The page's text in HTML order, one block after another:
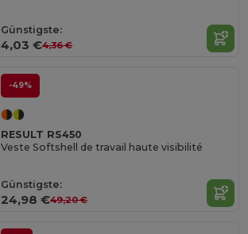
Günstigste:
4,03 €4,36 €
-49%
RESULT RS450
Veste Softshell de travail haute visibilité
Günstigste:
24,98 €49,20 €